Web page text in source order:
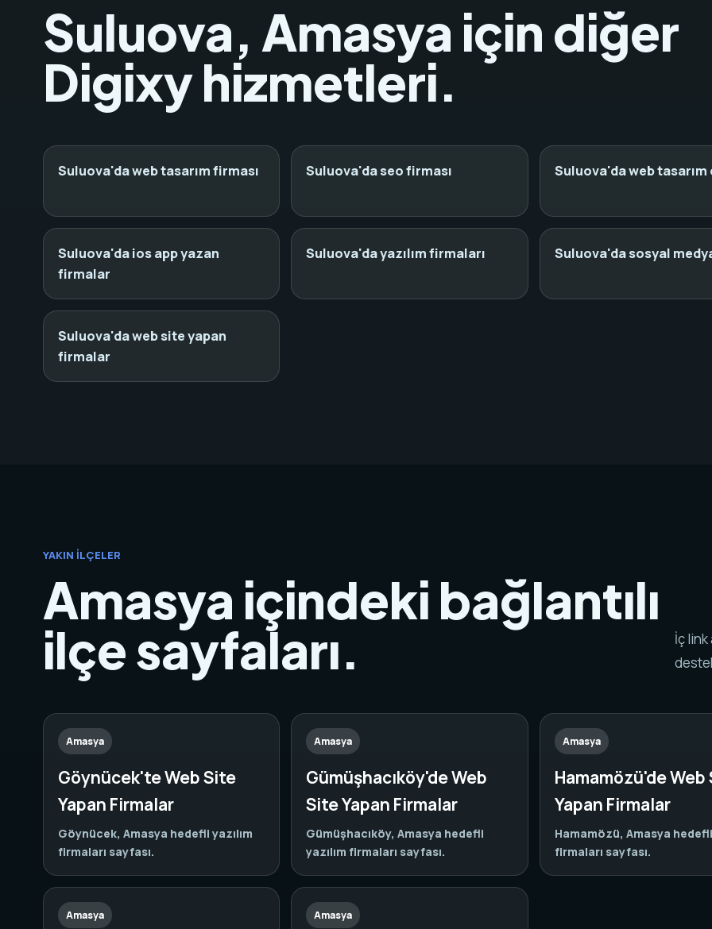
Suluova, Amasya için diğer
Digixy hizmetleri.
Suluova'da web tasarım firması Suluova'da seo firması Suluova'da web
Suluova'da ios app yazan
firmalar
Suluova'da yazılım firmaları Suluova'da sosyal
Suluova'da web site yapan
firmalar
YAKIN İLÇELER
Amasya içindeki bağlantılı
ilçe sayfaları.
İç link
Amasya
Göynücek'te Web Site
Yapan Firmalar
Göynücek, Amasya hedefli yazılım
firmaları sayfası.
Amasya
Gümüşhacıköy'de Web
Site Yapan Firmalar
Gümüşhacıköy, Amasya hedefli
yazılım firmaları sayfası.
Amasya
Hamamözü'de Web
Yapan Firmalar
Hamamözü, Amasya hedefli
firmaları sayfası.
Amasya Amasya